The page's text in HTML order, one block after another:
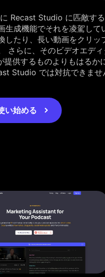
Recast Studio に匹敵す
生成機能でそれを凌駕して
したり、長い動画をクリッ
さらに、そのビデオエデ
供するものよりもはるか
Studio では対抗できませ
い始める